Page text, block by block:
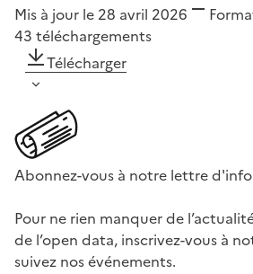
Mis à jour le 28 avril 2026
43 téléchargements
Télécharger
Abonnez-vous à notre lettre
Pour ne rien manquer de
de l’open data, inscrivez-vous à
suivez nos événements.